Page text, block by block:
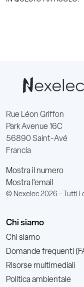
Rue Léon Griffon
Park Avenue 16C
56890 Saint-Avé
Francia
Mostra il numero
Mostra l'email
© Nexelec 2026 - Tutti i
Chi siamo
Chi siamo
Domande frequenti
Risorse multimediali
Politica ambientale